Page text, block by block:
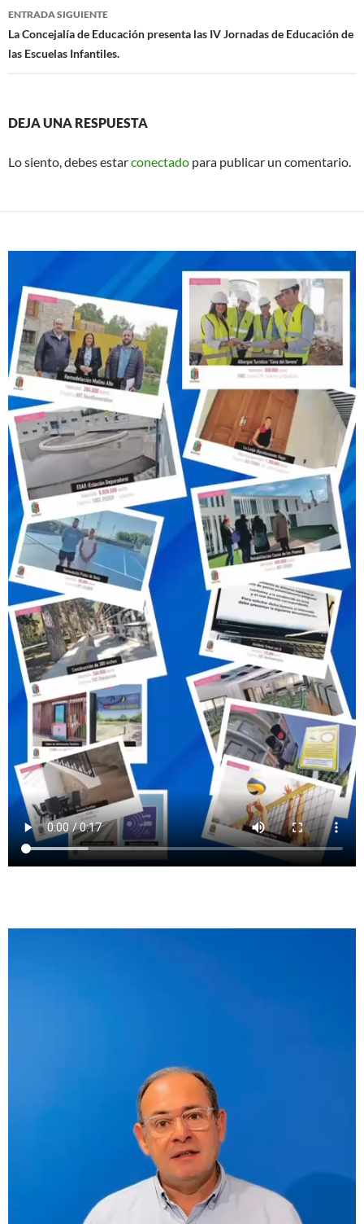
ENTRADA SIGUIENTE
La Concejalía de Educación presenta las IV Jornadas de Educación de
las Escuelas Infantiles.
DEJA UNA RESPUESTA
Lo siento, debes estarconectado para publicar un comentario.